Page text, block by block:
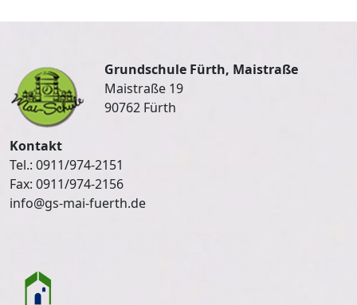
Grundschule Fürth, Maistraße
Maistraße 19
90762 Fürth
Kontakt
Tel.: 0911/974-2151
Fax: 0911/974-2156
info@gs-mai-fuerth.de